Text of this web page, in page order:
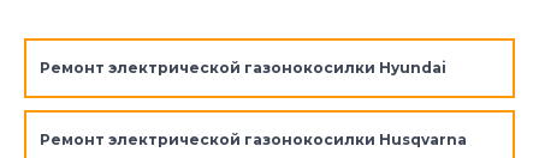
Ремонт электрической газонокосилки Hyundai
Ремонт электрической газонокосилки Husqvarna